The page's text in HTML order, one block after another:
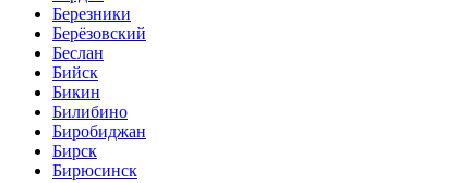
Березники
Берёзовский
Беслан
Бийск
Бикин
Билибино
Биробиджан
Бирск
Бирюсинск